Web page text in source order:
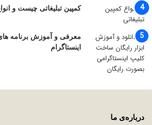
کمپین تبلیغاتی چیست و
معرفی و آموزش برنامه
اینستاگرام
درباره‌ی ما